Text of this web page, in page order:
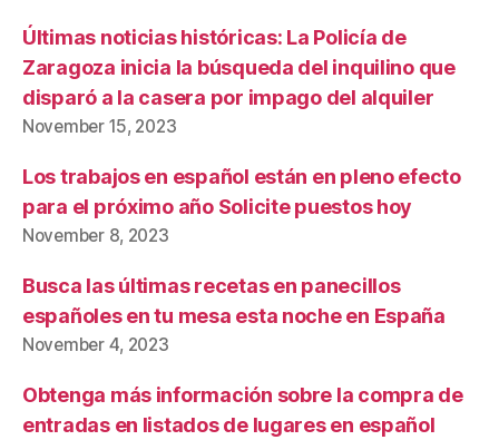
Últimas noticias históricas: La Policía de
Zaragoza inicia la búsqueda del inquilino que
disparó a la casera por impago del alquiler
November 15, 2023
Los trabajos en español están en pleno efecto
para el próximo año Solicite puestos hoy
November 8, 2023
Busca las últimas recetas en panecillos
españoles en tu mesa esta noche en España
November 4, 2023
Obtenga más información sobre la compra de
entradas en listados de lugares en español